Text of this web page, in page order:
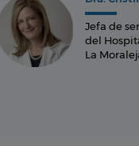
Jefa de
del
La